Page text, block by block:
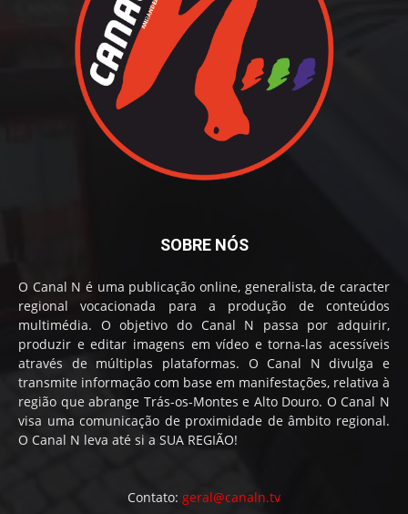
SOBRE NÓS
O Canal N é uma publicação online, generalista, de caracter
regional vocacionada para a produção de conteúdos
multimédia. O objetivo do Canal N passa por adquirir,
produzir e editar imagens em vídeo e torna-las acessíveis
através de múltiplas plataformas. O Canal N divulga e
transmite informação com base em manifestações, relativa à
região que abrange Trás-os-Montes e Alto Douro. O Canal N
visa uma comunicação de proximidade de âmbito regional.
O Canal N leva até si a SUA REGIÃO!
Contato: geral@canaln.tv